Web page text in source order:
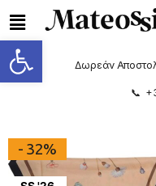
Ανοίξτε τη γραμμή εργαλείων
Δωρεάν
📞
- 32%